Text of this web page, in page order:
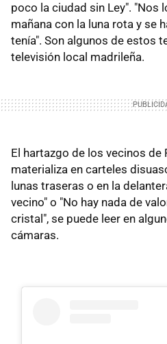
poco la ciudad sin Ley". "Nos
mañana con la luna rota y se
tenía". Son algunos de estos
televisión local madrileña.
El hartazgo de los vecinos de
materializa en carteles
lunas traseras o en la
vecino" o "No hay nada de
cristal", se puede leer en
cámaras.